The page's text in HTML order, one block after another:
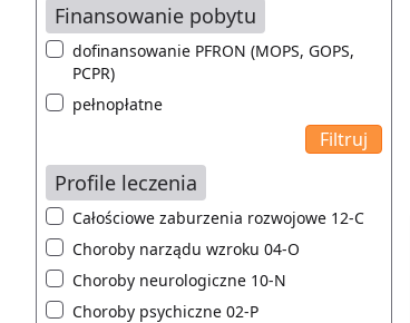
Finansowanie pobytu
dofinansowanie PFRON (MOPS, GOPS,
PCPR)
pełnopłatne
Profile leczenia
Całościowe zaburzenia rozwojowe 12-C
Choroby narządu wzroku 04-O
Choroby neurologiczne 10-N
Choroby psychiczne 02-P